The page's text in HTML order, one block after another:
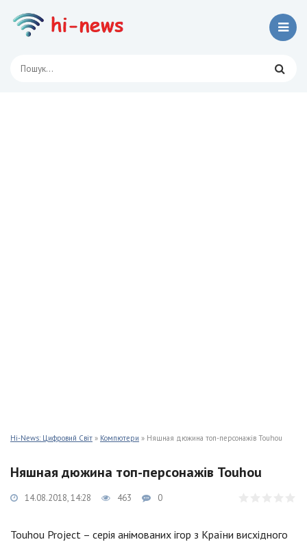
Hi-News: Цифровий Світ » Компютери » Няшная дюжина топ-персонажів Touhou
Няшная дюжина топ-персонажів Touhou
14.08.2018, 14:28 463 0
Touhou Project – серія анімованих ігор з Країни висхідного